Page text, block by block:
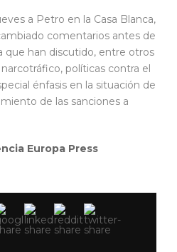
a Petro en la Casa Blanca,
comentarios antes de
que han discutido, entre otros
políticas contra el
énfasis en la situación de
de las sanciones a
Europa Press